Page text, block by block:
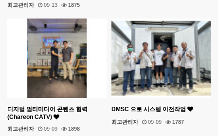
최고관리자 09-13 1875
디지털 멀티미디어 콘텐츠 협력
(Chareon CATV)
최고관리자 09-09 1898
DMSC 으로 시스템 이전작업
최고관리자 09-09 1787